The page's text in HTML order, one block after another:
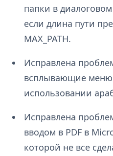
папки в
если длина пути
MAX_PATH.
Исправлена
всплывающие
использовании
Исправлена
вводом в PDF в
которой не все